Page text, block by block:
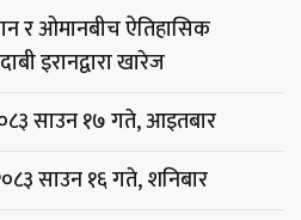
र ओमानबीच ऐतिहासिक
इरानद्वारा खारेज
साउन १७ गते, आइतबार
साउन १६ गते, शनिबार